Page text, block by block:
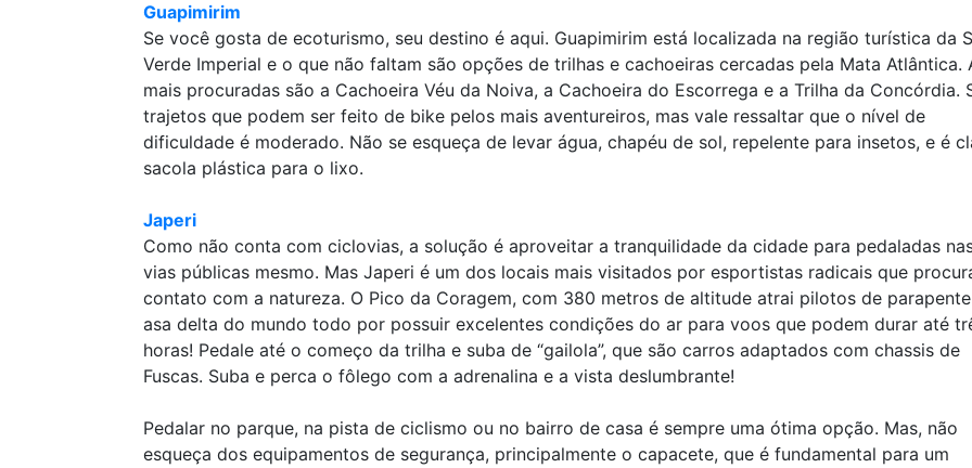
Guapimirim
Se você gosta de ecoturismo, seu destino é aqui. Guapimirim está localizada na região turística da
Verde Imperial e o que não faltam são opções de trilhas e cachoeiras cercadas pela Mata Atlântica.
mais procuradas são a Cachoeira Véu da Noiva, a Cachoeira do Escorrega e a Trilha da Concórdia.
trajetos que podem ser feito de bike pelos mais aventureiros, mas vale ressaltar que o nível de
dificuldade é moderado. Não se esqueça de levar água, chapéu de sol, repelente para insetos, e é
sacola plástica para o lixo.
Japeri
Como não conta com ciclovias, a solução é aproveitar a tranquilidade da cidade para pedaladas
vias públicas mesmo. Mas Japeri é um dos locais mais visitados por esportistas radicais que
contato com a natureza. O Pico da Coragem, com 380 metros de altitude atrai pilotos de
asa delta do mundo todo por possuir excelentes condições do ar para voos que podem durar até
horas! Pedale até o começo da trilha e suba de “gailola”, que são carros adaptados com chassis de
Fuscas. Suba e perca o fôlego com a adrenalina e a vista deslumbrante!
Pedalar no parque, na pista de ciclismo ou no bairro de casa é sempre uma ótima opção. Mas, não
esqueça dos equipamentos de segurança, principalmente o capacete, que é fundamental para um